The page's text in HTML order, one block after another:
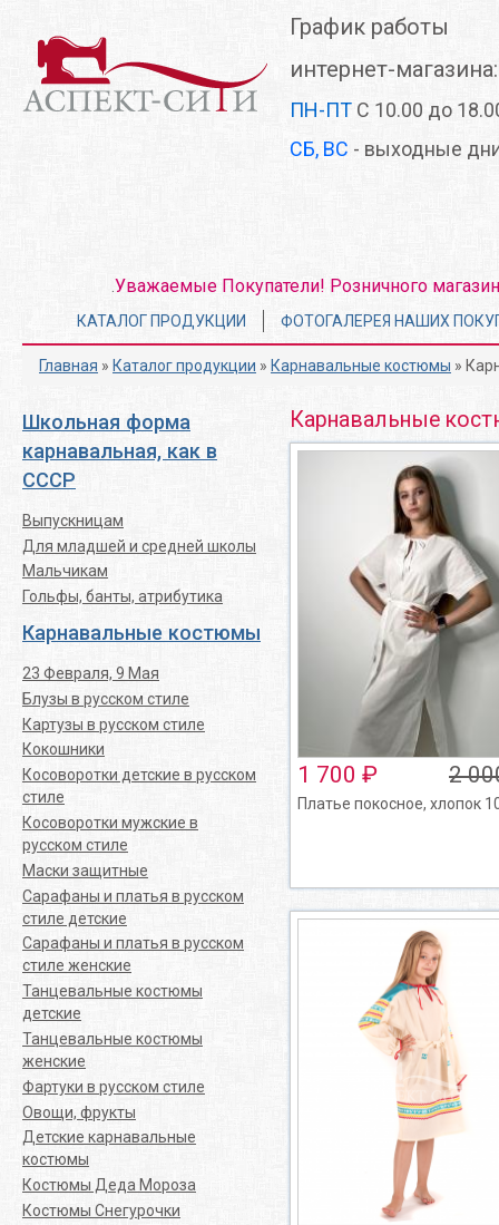
основному
содержанию
График работы
интернет-магазина:
ПН-ПТ С 10.00 до
СБ, ВС - выходные
Уважаемые Покупатели! Розничного
Главное
меню
КАТАЛОГ ПРОДУКЦИИ ФОТОГАЛЕРЕЯ НАШИХ
Главная » Каталог продукции » Карнавальные костюмы »
Школьная форма
карнавальная, как в
СССР
Выпускницам
Для младшей и средней школы
Мальчикам
Гольфы, банты, атрибутика
Карнавальные костюмы
23 Февраля, 9 Мая
Блузы в русском стиле
Картузы в русском стиле
Кокошники
Косоворотки детские в русском
стиле
Косоворотки мужские в
русском стиле
Маски защитные
Сарафаны и платья в русском
стиле детские
Сарафаны и платья в русском
стиле женские
Танцевальные костюмы
детские
Танцевальные костюмы
женские
Фартуки в русском стиле
Овощи, фрукты
Детские карнавальные
костюмы
Костюмы Деда Мороза
Костюмы Снегурочки
Карнавальные
1 700 ₽ 2
Платье покосное, хлопок